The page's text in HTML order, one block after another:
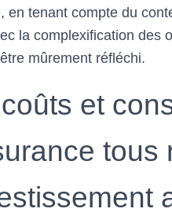
en tenant compte du
la complexification des
mûrement réfléchi.
et